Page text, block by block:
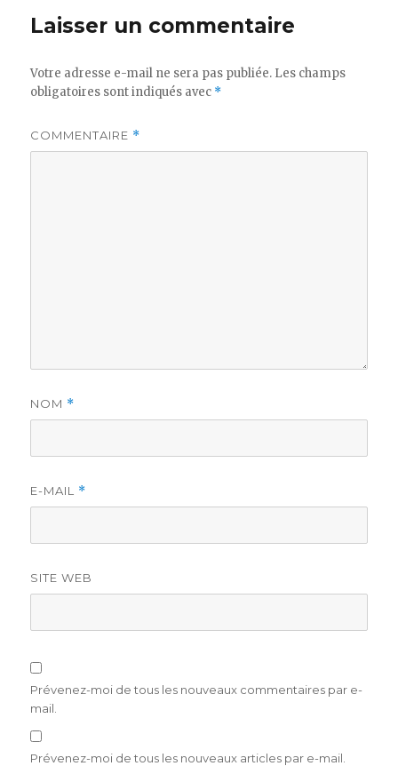
Laisser un commentaire
Votre adresse e-mail ne sera pas publiée. Les champs
obligatoires sont indiqués avec *
COMMENTAIRE *
NOM *
E-MAIL *
SITE WEB
Prévenez-moi de tous les nouveaux commentaires par e-
mail.
Prévenez-moi de tous les nouveaux articles par e-mail.